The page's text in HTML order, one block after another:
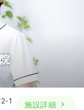
1
施設詳細